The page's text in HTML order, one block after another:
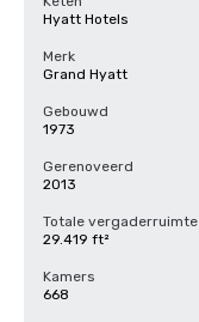
Hyatt Hotels
Merk
Grand Hyatt
Gebouwd
1973
Gerenoveerd
2013
Totale vergaderruimte
29.419 ft²
Kamers
668